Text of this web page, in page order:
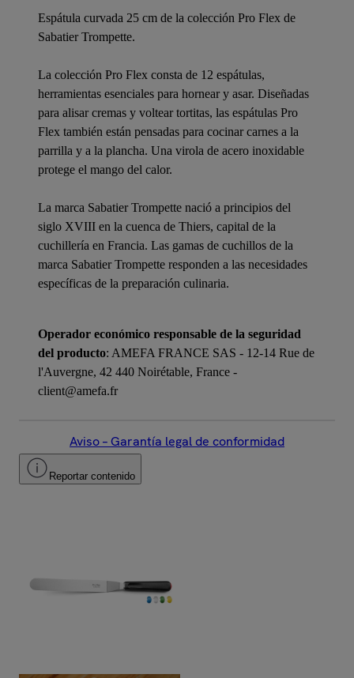
Espátula curvada 25 cm de la colección Pro Flex de
Sabatier Trompette.
La colección Pro Flex consta de 12 espátulas,
herramientas esenciales para hornear y asar. Diseñadas
para alisar cremas y voltear tortitas, las espátulas Pro
Flex también están pensadas para cocinar carnes a la
parrilla y a la plancha. Una virola de acero inoxidable
protege el mango del calor.
La marca Sabatier Trompette nació a principios del
siglo XVIII en la cuenca de Thiers, capital de la
cuchillería en Francia. Las gamas de cuchillos de la
marca Sabatier Trompette responden a las necesidades
específicas de la preparación culinaria.
Operador económico responsable de la seguridad
del producto: AMEFA FRANCE SAS - 12-14 Rue de
l'Auvergne, 42 440 Noirétable, France -
client@amefa.fr
Aviso – Garantía legal de conformidad
Reportar contenido